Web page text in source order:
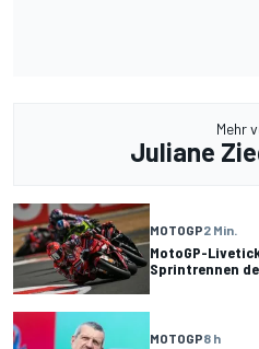
Mehr
Juliane
MOTOGP2 Min.
MotoGP-
Sprintrennen
MOTOGP8 h